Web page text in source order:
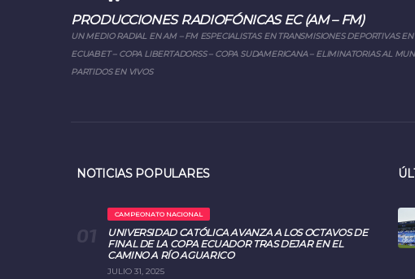
PRODUCCIONES RADIOFÓNICAS EC (AM – FM)
UN MEDIO RADIAL EN AM – FM ESPECIALISTAS EN TRANSMISIONES DEPORTIVAS
ECUABET – COPA LIBERTADORSS – COPA SUDAMERICANA – ELIMINATORIAS AL
PARTIDOS EN VIVOS
NOTICIAS POPULARES
CAMPEONATO NACIONAL
UNIVERSIDAD CATÓLICA AVANZA A LOS OCTAVOS DE
FINAL DE LA COPA ECUADOR TRAS DEJAR EN EL
CAMINO A RÍO AGUARICO
JULIO 31, 2025